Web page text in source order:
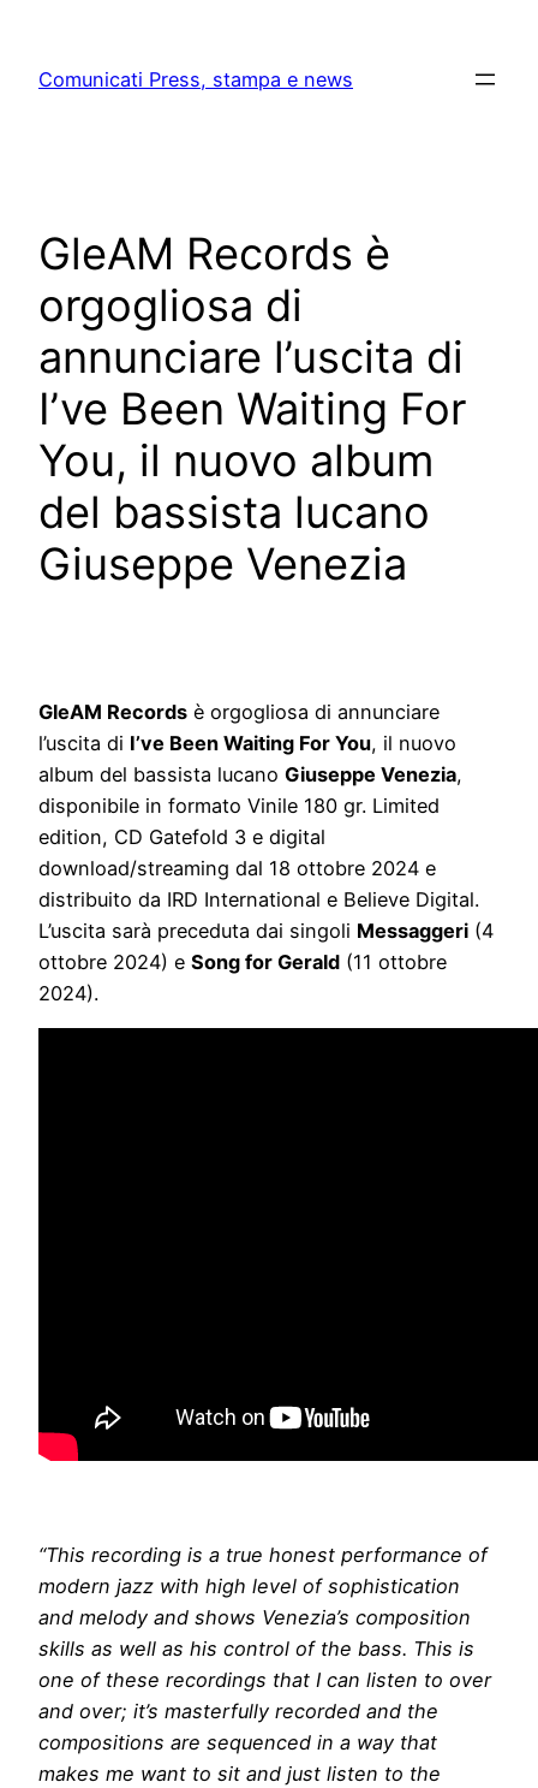
content
Comunicati Press, stampa e news
GleAM Records è
orgogliosa di
annunciare l’uscita di
I’ve Been Waiting For
You, il nuovo album
del bassista lucano
Giuseppe Venezia
GleAM Records è orgogliosa di annunciare
l’uscita di I’ve Been Waiting For You, il nuovo
album del bassista lucano Giuseppe Venezia,
disponibile in formato Vinile 180 gr. Limited
edition, CD Gatefold 3 e digital
download/streaming dal 18 ottobre 2024 e
distribuito da IRD International e Believe Digital.
L’uscita sarà preceduta dai singoli Messaggeri (4
ottobre 2024) e Song for Gerald (11 ottobre
2024).
“This recording is a true honest performance of
modern jazz with high level of sophistication
and melody and shows Venezia’s composition
skills as well as his control of the bass. This is
one of these recordings that I can listen to over
and over; it’s masterfully recorded and the
compositions are sequenced in a way that
makes me want to sit and just listen to the